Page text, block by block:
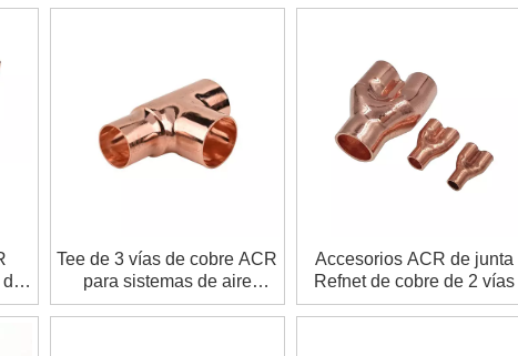
de
Tee de 3 vías de cobre ACR
para sistemas de aire
acondicionado y
Accesorios ACR de junta
Refnet de cobre de 2 vías